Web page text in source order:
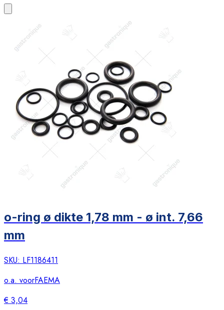
o-ring ø dikte 1,78 mm - ø int. 7,66
mm
SKU: LF1186411
o.a. voorFAEMA
€ 3,04